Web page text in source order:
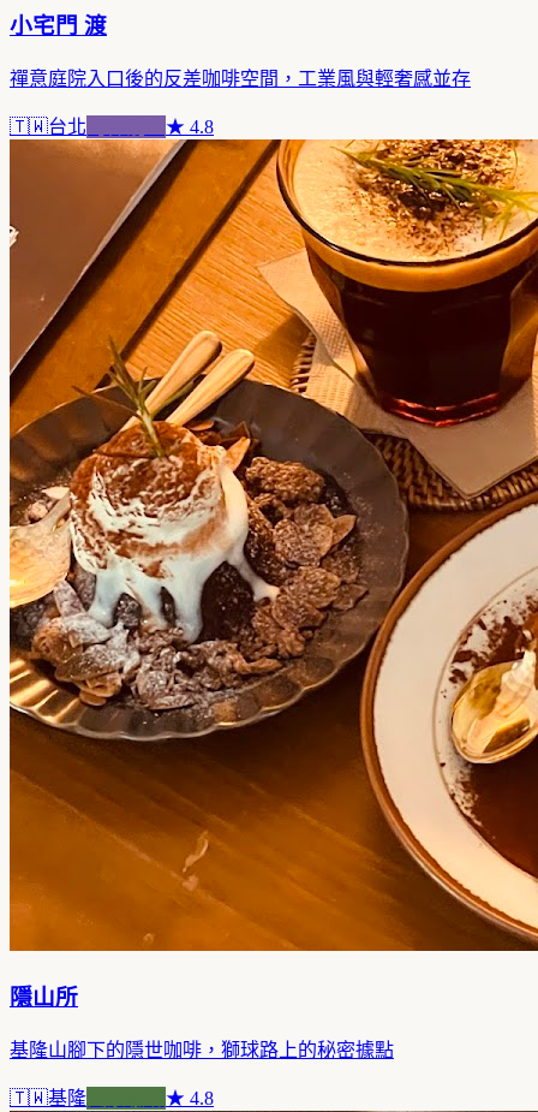
小宅門 渡
禪意庭院入口後的反差咖啡空間，工業風與輕奢感並存
🇹🇼台北 ★ 4.8
隱山所
基隆山腳下的隱世咖啡，獅球路上的秘密據點
🇹🇼基隆 ★ 4.8